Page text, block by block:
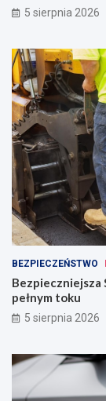
5 sierpnia 2026
BEZPIECZEŃSTWO
Bezpieczniejsza
pełnym toku
5 sierpnia 2026